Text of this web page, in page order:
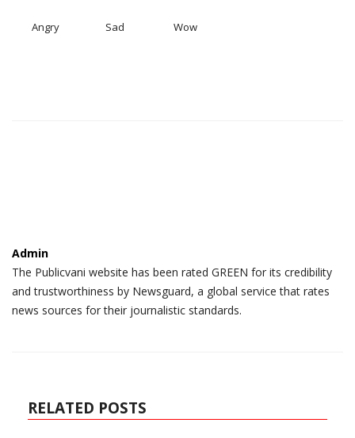
Angry Sad Wow
Admin
The Publicvani website has been rated GREEN for its credibility
and trustworthiness by Newsguard, a global service that rates
news sources for their journalistic standards.
RELATED POSTS